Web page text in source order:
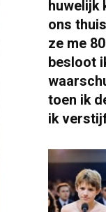
huwelijk
ons
ze me
besloot
toen ik
ik